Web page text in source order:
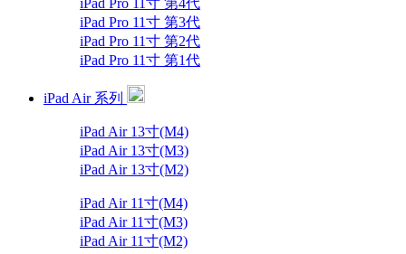
iPad Pro 11寸 第4代
iPad Pro 11寸 第3代
iPad Pro 11寸 第2代
iPad Pro 11寸 第1代
iPad Air 系列
iPad Air 13寸(M4)
iPad Air 13寸(M3)
iPad Air 13寸(M2)
iPad Air 11寸(M4)
iPad Air 11寸(M3)
iPad Air 11寸(M2)